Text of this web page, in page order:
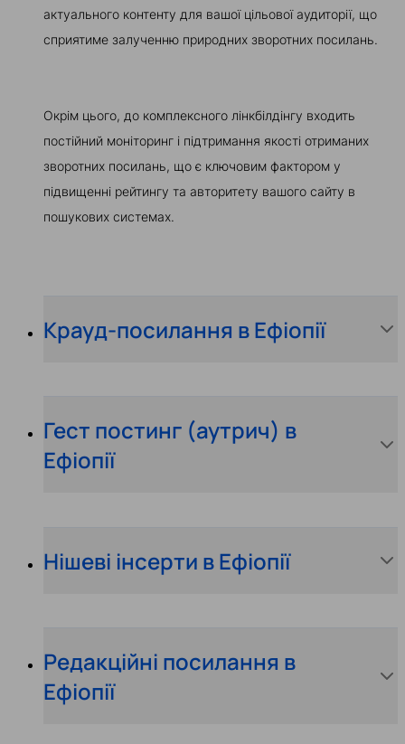
актуального контенту для вашої цільової аудиторії, що
сприятиме залученню природних зворотних посилань.
Окрім цього, до комплексного лінкбілдінгу входить
постійний моніторинг і підтримання якості отриманих
зворотних посилань, що є ключовим фактором у
підвищенні рейтингу та авторитету вашого сайту в
пошукових системах.
Крауд-посилання в Ефіопії
Гест постинг (аутрич) в
Ефіопії
Нішеві інсерти в Ефіопії
Редакційні посилання в
Ефіопії